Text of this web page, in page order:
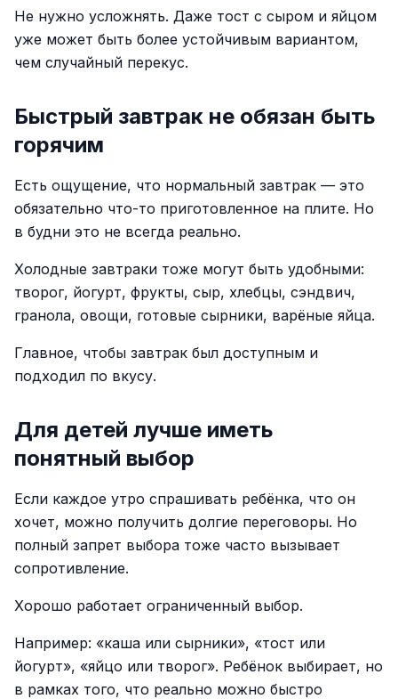
Не нужно усложнять. Даже тост с сыром и яйцом
уже может быть более устойчивым вариантом,
чем случайный перекус.
Быстрый завтрак не обязан быть
горячим
Есть ощущение, что нормальный завтрак — это
обязательно что-то приготовленное на плите. Но
в будни это не всегда реально.
Холодные завтраки тоже могут быть удобными:
творог, йогурт, фрукты, сыр, хлебцы, сэндвич,
гранола, овощи, готовые сырники, варёные яйца.
Главное, чтобы завтрак был доступным и
подходил по вкусу.
Для детей лучше иметь
понятный выбор
Если каждое утро спрашивать ребёнка, что он
хочет, можно получить долгие переговоры. Но
полный запрет выбора тоже часто вызывает
сопротивление.
Хорошо работает ограниченный выбор.
Например: «каша или сырники», «тост или
йогурт», «яйцо или творог». Ребёнок выбирает, но
в рамках того, что реально можно быстро